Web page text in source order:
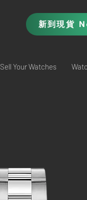
新到現貨
Sell Your Watches